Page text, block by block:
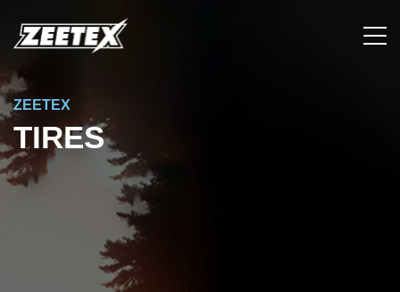
ZEETEX
TIRES